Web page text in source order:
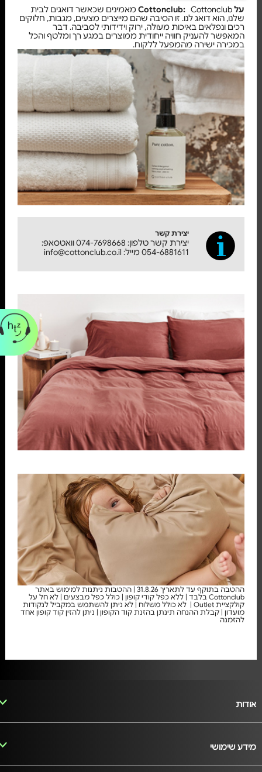
על Cottonclub:
Cottonclub מאמינים שכאשר דואגים לבית
שלנו, הוא דואג לנו. זו הסיבה שהם מייצרים מצעים, מגבות, חלוקים
רכים ונפלאים באיכות מעולה, ירוק וידידותי לסביבה. דבר
המאפשר להעניק חוויה ייחודית ממוצרים במגע רך ומלטף והכל
במכירה ישירה מהמפעל ללקוח.
יצירת קשר
יצירת קשר טלפון: 074-7698668 וואטסאפ:
054-6881611 מייל: info@cottonclub.co.il
ההטבה בתוקף עד לתאריך 31.8.26 | ההטבות ניתנות למימוש באתר
Cottonclub בלבד | ללא כפל קודי קופון | כולל כפל מבצעים | לא חל על
קולקציית Outlet | לא כולל משלוח | לא ניתן להשתמש במקביל לנקודות
מועדון | קבלת ההנחה תינתן בהזנת קוד הקופון | ניתן להזין קוד קופון אחד
להזמנה
אודות
מידע שימושי